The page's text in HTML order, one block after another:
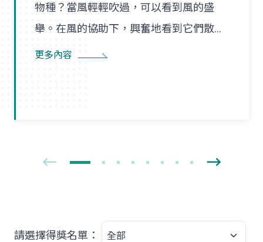
物種？當風輕輕吹過，可以看到風的盛
舉。在風的協助下，興奮地看到它們散播
孢子的盛況，在精彩過程中也看到了風的
更多內容
請選擇得獎名單：